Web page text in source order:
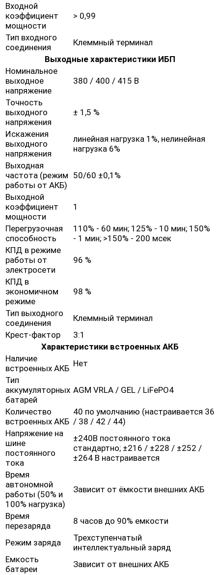
Входной
коэффициент
мощности
> 0,99
Тип входного
соединения
Клеммный терминал
Выходные характеристики ИБП
Номинальное
выходное
напряжение
380 / 400 / 415 В
Точность
выходного
напряжения
± 1,5 %
Искажения
выходного
напряжения
линейная нагрузка 1%, нелинейная
нагрузка 6%
Выходная
частота (режим
работы от АКБ)
50/60 ±0,1%
Выходной
коэффициент
мощности
1
Перегрузочная
способность
110% - 60 мин; 125% - 10 мин; 150%
- 1 мин; >150% - 200 мсек
КПД в режиме
работы от
электросети
96 %
КПД в
экономичном
режиме
98 %
Тип выходного
соединения
Клеммный терминал
Крест-фактор
3:1
Характеристики встроенных АКБ
Наличие
встроенных АКБ Нет
Тип
аккумуляторных
батарей
AGM VRLA / GEL / LiFePO4
Количество
встроенных АКБ
40 по умолчанию (настраивается 36
/ 38 / 42 / 44)
Напряжение на
шине
постоянного
тока
±240В постоянного тока
стандартно; ±216 / ±228 / ±252 /
±264 В настраивается
Время
автономной
работы (50% и
100% нагрузка)
Зависит от ёмкости внешних АКБ
Время
перезаряда
8 часов до 90% емкости
Режим заряда
Трехступенчатый
интеллектуальный заряд
Емкость
батареи
Зависит от внешних АКБ